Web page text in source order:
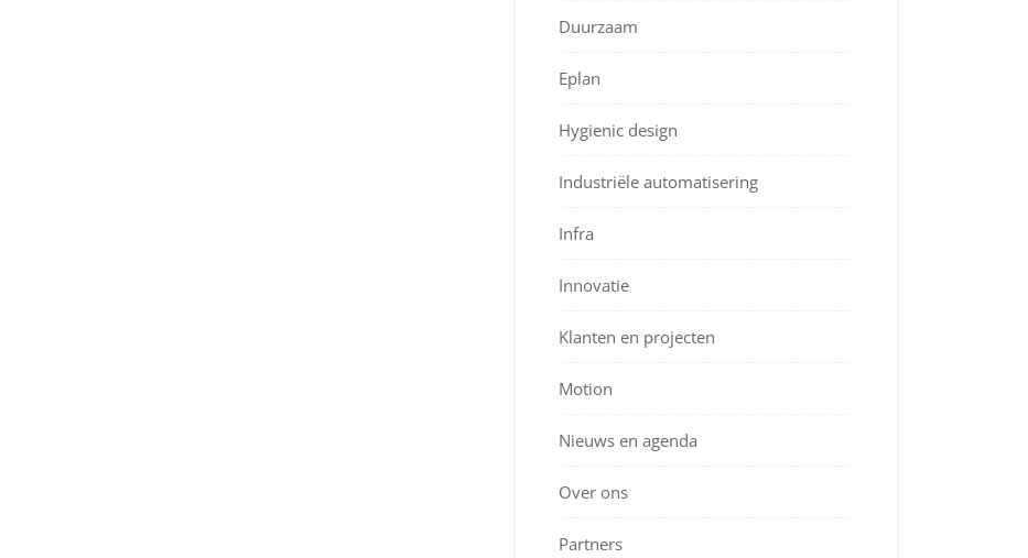
Duurzaam
Eplan
Hygienic design
Industriële automatisering
Infra
Innovatie
Klanten en projecten
Motion
Nieuws en agenda
Over ons
Partners